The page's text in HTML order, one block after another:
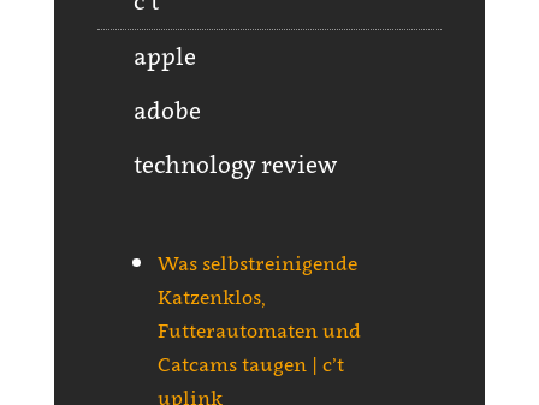
apple
adobe
technology review
Was selbstreinigende
Katzenklos,
Futterautomaten und
Catcams taugen | c’t
uplink